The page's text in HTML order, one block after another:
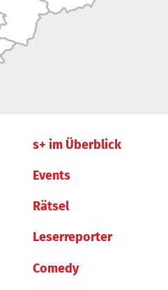
s+ im Überblick
Events
Rätsel
Leserreporter
Comedy